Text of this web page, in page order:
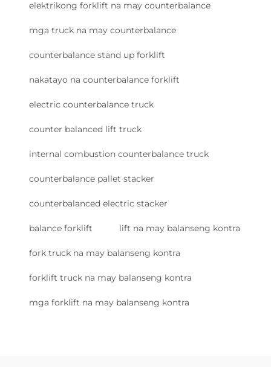
elektrikong forklift na may counterbalance
mga truck na may counterbalance
counterbalance stand up forklift
nakatayo na counterbalance forklift
electric counterbalance truck
counter balanced lift truck
internal combustion counterbalance truck
counterbalance pallet stacker
counterbalanced electric stacker
balance forklift lift na may balanseng kontra
fork truck na may balanseng kontra
forklift truck na may balanseng kontra
mga forklift na may balanseng kontra